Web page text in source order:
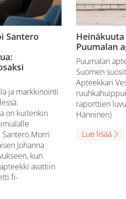
Santero
ja markkinointi
on kuitenkin
Santero Morri
Johanna
kun
avattiin
Puumalan
Puumalan
Suomen
Apteekkari
raporttien
Hänninen)
Lue lisää